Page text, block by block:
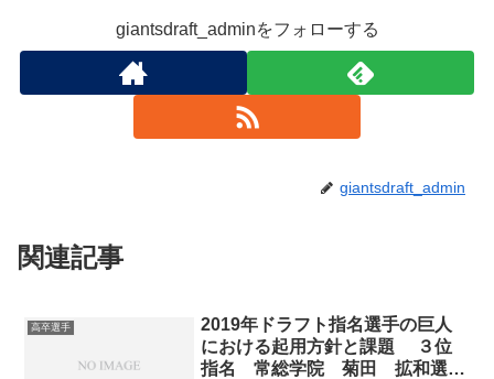
giantsdraft_adminをフォローする
giantsdraft_admin
関連記事
高卒選手
2019年ドラフト指名選手の巨人
における起用方針と課題 ３位
指名 常総学院 菊田 拡和選